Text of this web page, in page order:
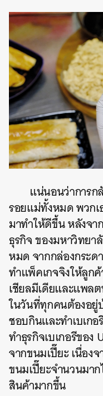
แน่นอนว่าการก
รอยแม่ทั้งหมด พวก
มาทำให้ดีขึ้น หลังจา
ธุรกิจ ของมหาวิทยา
หมด จากกล่องกระด
ทำแพ็คเกจจิงให้ลูก
เชียลมีเดียและแพล
ในวันที่ทุกคนต้องอยู่
ชอบกินและทำเบเก
ทำธุรกิจเบเกอรีของ
จากขนมเปี๊ยะ เนื่อง
ขนมเปี๊ยะจำนวนมาก
สินค้ามากขึ้น